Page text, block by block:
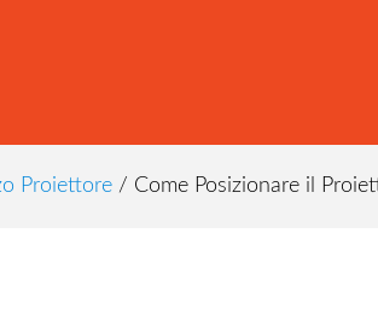
Proiettore / Come Posizionare il